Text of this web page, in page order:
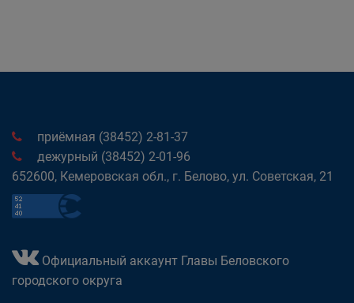
приёмная (38452) 2-81-37
дежурный (38452) 2-01-96
652600, Кемеровская обл., г. Белово, ул. Советская, 21
Официальный аккаунт Главы Беловского
городского округа